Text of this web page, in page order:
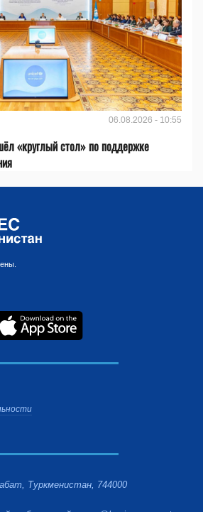
06.08.2026 - 10:55
«круглый стол» по поддержке
Туркменистан, 744000